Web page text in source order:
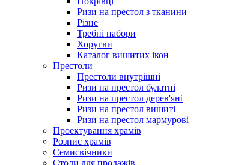
Ризи на престол з тканини
Різне
Требні набори
Хоругви
Каталог вишитих ікон
Престоли
Престоли внутрішні
Ризи на престол булатні
Ризи на престол дерев'яні
Ризи на престол вишиті
Ризи на престол мармурові
Проектування храмів
Розпис храмів
Семисвічники
Столи для продажів